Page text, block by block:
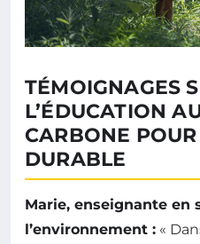
TÉMOIGNAGES
L’ÉDUCATION
CARBONE
DURABLE
Marie, enseignante en
l’environnement : «